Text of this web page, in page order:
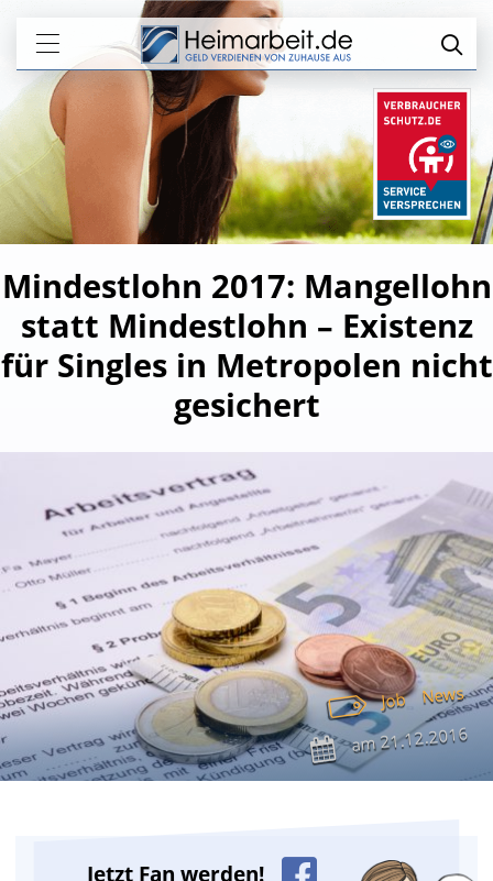
Mindestlohn 2017: Mangellohn
statt Mindestlohn – Existenz
für Singles in Metropolen nicht
gesichert
Job News
am21.12.2016
Jetzt Fan werden!